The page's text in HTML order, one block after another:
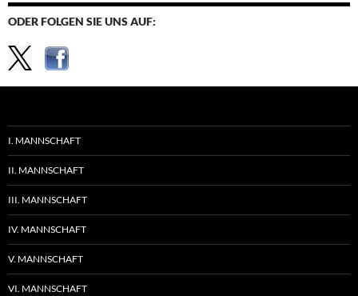
ODER FOLGEN SIE UNS AUF:
I. MANNSCHAFT
II. MANNSCHAFT
III. MANNSCHAFT
IV. MANNSCHAFT
V. MANNSCHAFT
VI. MANNSCHAFT